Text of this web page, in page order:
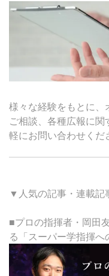
様々な経験をもとに、
ご相談、各種広報に
軽にお問い合わせくだ
▼人気の記事・連載記
■プロの指揮者・岡田
る「スーパー学指揮へ